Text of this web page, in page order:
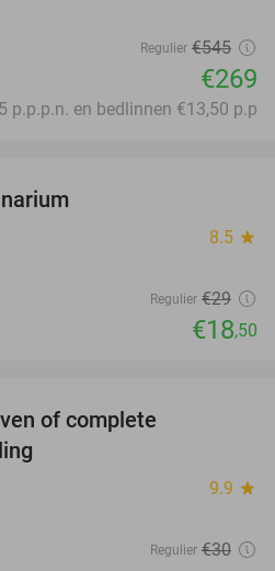
Regulier €545
€269
p.p.p.n. en bedlinnen €13,50 p.p
8.5 star
Regulier €29
€18,50
of complete
9.9 star
Regulier €30